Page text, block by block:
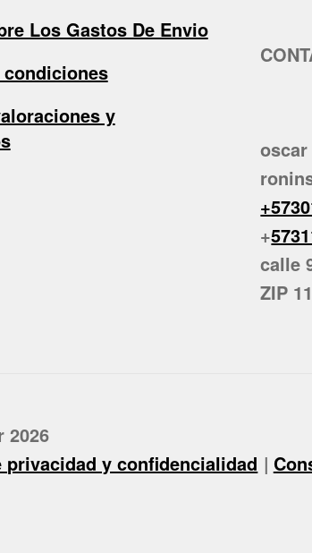
Los Gastos De Envio
y
+
calle
ZIP
2026
privacidad y confidencialidad